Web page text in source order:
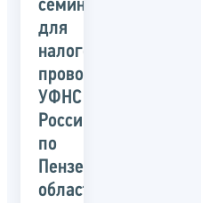
семинаров
для
налогоплательщиков,
проводимых
УФНС
России
по
Пензенской
области